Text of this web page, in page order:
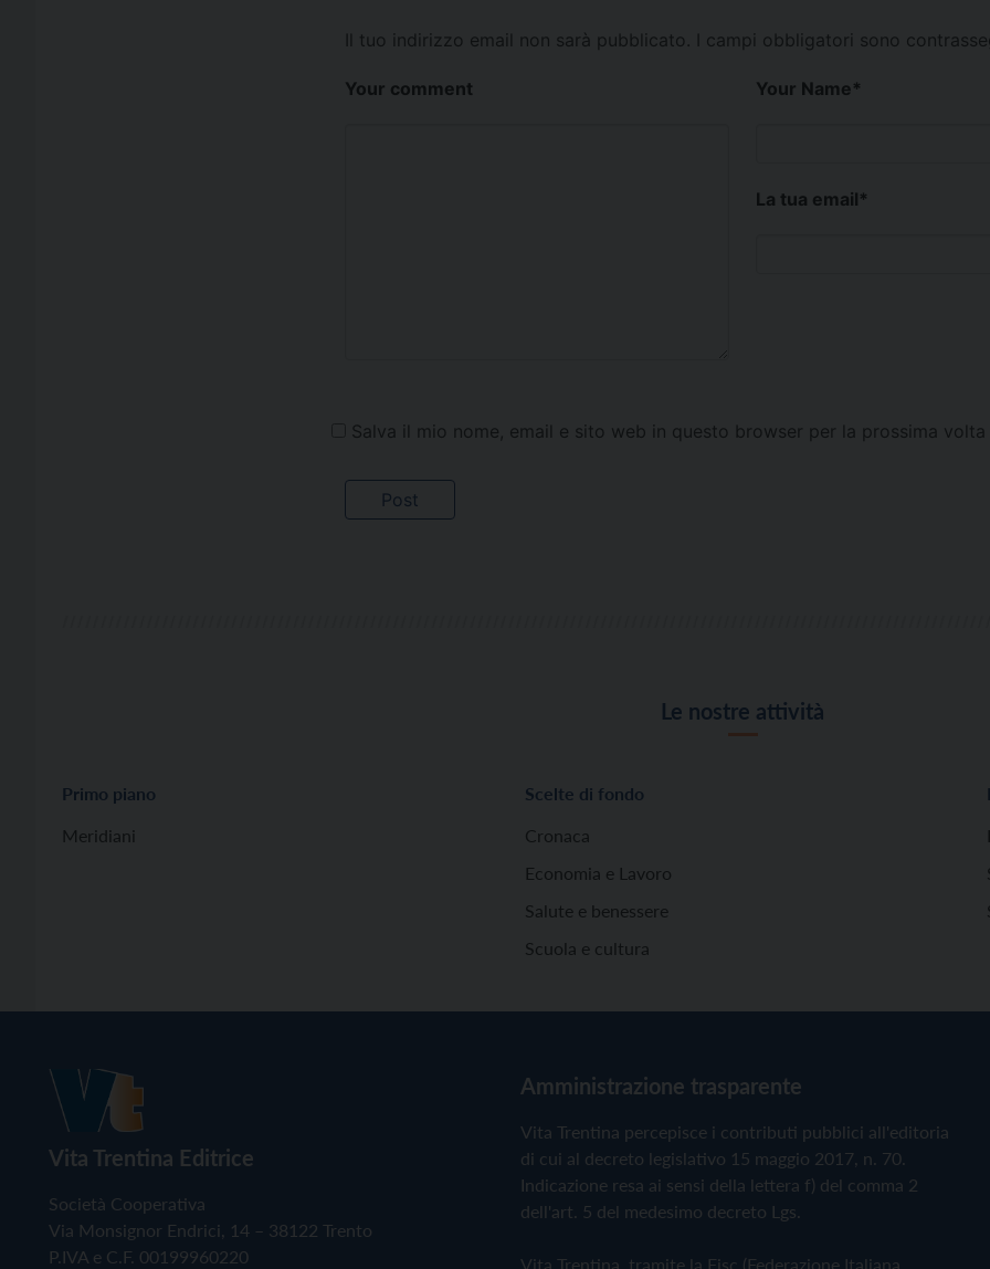
Il tuo indirizzo email non sarà pubblicato. I campi obbligatori sono
Your comment Your Name*
La tua email*
Salva il mio nome, email e sito web in questo browser per la prossima volta
Le nostre attività
Primo piano
Meridiani
Scelte di fondo
Cronaca
Economia e Lavoro
Salute e benessere
Scuola e cultura
Vita Trentina Editrice
Società Cooperativa
Via Monsignor Endrici, 14 – 38122 Trento
P.IVA e C.F. 00199960220
Amministrazione trasparente
Vita Trentina percepisce i contributi pubblici all'editoria
di cui al decreto legislativo 15 maggio 2017, n. 70.
Indicazione resa ai sensi della lettera f) del comma 2
dell'art. 5 del medesimo decreto Lgs.
Vita Trentina, tramite la Fisc (Federazione Italiana